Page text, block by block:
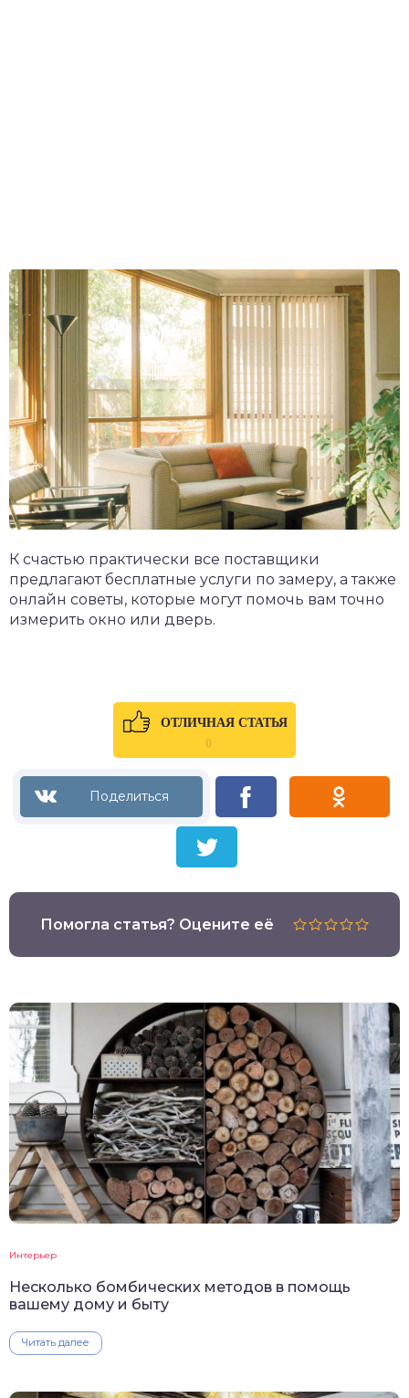
К счастью практически все поставщики
предлагают бесплатные услуги по замеру, а также
онлайн советы, которые могут помочь вам точно
измерить окно или дверь.
ОТЛИЧНАЯ СТАТЬЯ
0
Помогла статья? Оцените её
Интерьер
Несколько бомбических методов в помощь
вашему дому и быту
Читать далее